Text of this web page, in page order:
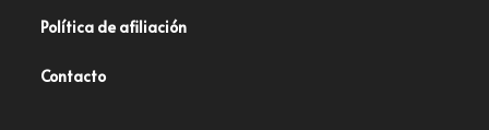
Política de afiliación
Contacto